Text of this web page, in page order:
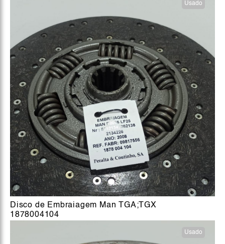
Usado
Disco de Embraiagem Man TGA;TGX
1878004104
Usado